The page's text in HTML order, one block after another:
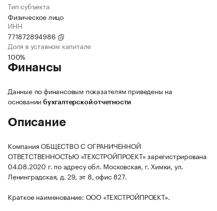
Тип субъекта
Физическое лицо
ИНН
771872894986
Доля в уставном капитале
100%
Финансы
Данные по финансовым показателям приведены на
основании бухгалтерской отчетности
Описание
Компания ОБЩЕСТВО С ОГРАНИЧЕННОЙ
ОТВЕТСТВЕННОСТЬЮ «ТЕХСТРОЙПРОЕКТ» зарегистрирована
04.08.2020 г. по адресу обл. Московская, г. Химки, ул.
Ленинградская, д. 29, эт 8, офис 827.
Краткое наименование: ООО «ТЕХСТРОЙПРОЕКТ».